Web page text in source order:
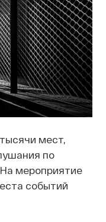
мест,
по
На мероприятие
событий